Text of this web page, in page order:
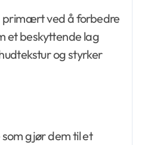
primært ved å forbedre
et beskyttende lag
og styrker
gjør dem til et